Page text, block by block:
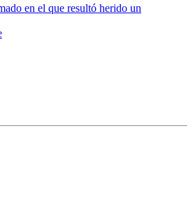
en el que resultó herido un